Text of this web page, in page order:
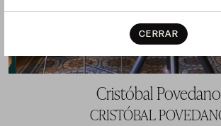
CERRAR
Cristóbal Povedano
CRISTÓBAL